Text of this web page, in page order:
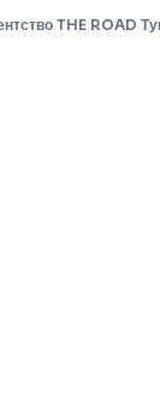
THE ROAD